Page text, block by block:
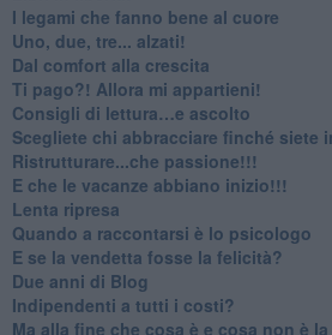
​I legami che fanno bene al cuore
Uno, due, tre... alzati!​
​Dal comfort alla crescita
​Ti pago?! Allora mi appartieni!​
​Consigli di lettura…e ascolto
​Scegliete chi abbracciare finché siete
​Ristrutturare...che passione!!!
​E che le vacanze abbiano inizio!!!
​Lenta ripresa
​Quando a raccontarsi è lo psicologo
​E se la vendetta fosse la felicità?
​Due anni di Blog
​Indipendenti a tutti i costi?
​Ma alla fine che cosa è e cosa non è